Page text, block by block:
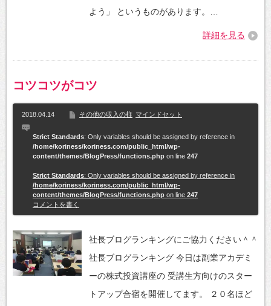
よう」 というものがあります。…
詳細を見る
コツコツがコツ
2018.04.14 その他の収入の柱 マインドセット
Strict Standards: Only variables should be assigned by reference in
/home/koriness/koriness.com/public_html/wp-
content/themes/BlogPress/functions.php on line 247
Strict Standards: Only variables should be assigned by reference in
/home/koriness/koriness.com/public_html/wp-
content/themes/BlogPress/functions.php on line 247
コメントを書く
社長ブログランキングにご協力ください＾＾
社長ブログランキング 今日は副業アカデミ
ーの株式投資講座の 受講生方向けのスター
トアップ合宿を開催してます。 ２０名ほど